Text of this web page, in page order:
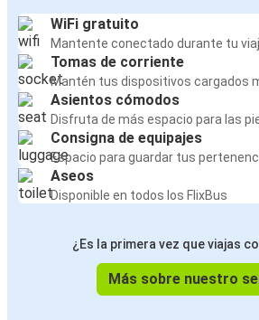
WiFi gratuito
Mantente conectado durante tu
Tomas de corriente
Mantén tus dispositivos cargados
Asientos cómodos
Disfruta de más espacio para las
Consigna de equipajes
Espacio para guardar tus
Aseos
Disponible en todos los FlixBus
¿Es la primera vez que viajas
Más sobre nuestro